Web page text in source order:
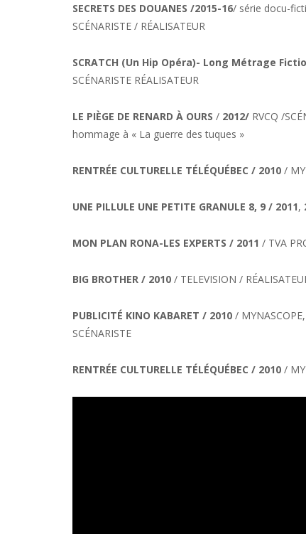
SECRETS DES DOUANES /2015-16/ série docu-
SCÉNARISTE / RÉALISATEUR
SCRATCH (Un Hip Opéra)- Long Métrage
SCÉNARISTE RÉALISATEUR
LE PIÈGE DE RENARD À OURS / 2012/ RVCQ /
hommage à « La guerre des tuques »
RENTRÉE CULTURELLE TÉLÉQUÉBEC / 2010 /
UNE PILLULE UNE PETITE GRANULE 8, 9 / 2011,
MON PLAN RONA-LES EXPERTS / 2011 / TVA
BIG BROTHER / 2010 / TELEVISION /
PUBLICITÉ KINO KABARET / 2010 /
SCÉNARISTE
RENTRÉE CULTURELLE TÉLÉQUÉBEC / 2010 /